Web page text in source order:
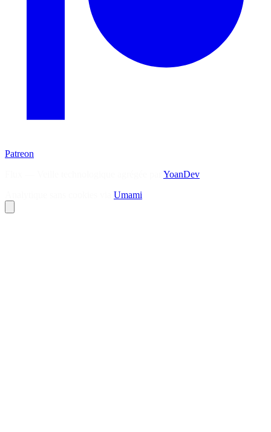
Patreon
YoanDev
Umami